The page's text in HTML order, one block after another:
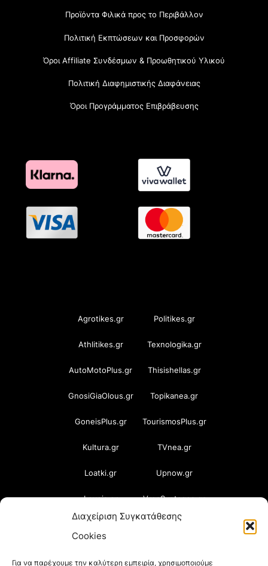
Διαχείριση Συγκατάθεσης
Cookies
Για να παρέχουμε την καλύτερη εμπειρία, χρησιμοποιούμε
Προϊόντα Φιλικά προς το Περιβάλλον
Πολιτική Εκπτώσεων και Προσφορών
Όροι Affiliate Συνδέσμων & Προωθητικού Υλικού
Πολιτική Διαφημιστικής Διαφάνειας
Όροι Προγράμματος Επιβράβευσης
Agrotikes.gr Politikes.gr
Athlitikes.gr Texnologika.gr
AutoMotoPlus.gr Thisishellas.gr
GnosiGiaOlous.gr Topikanea.gr
GoneisPlus.gr TourismosPlus.gr
Kultura.gr TVnea.gr
Loatki.gr Upnow.gr
Loveis.gr VresSyntages.gr
ModernaGynaika.gr Xristianika.gr